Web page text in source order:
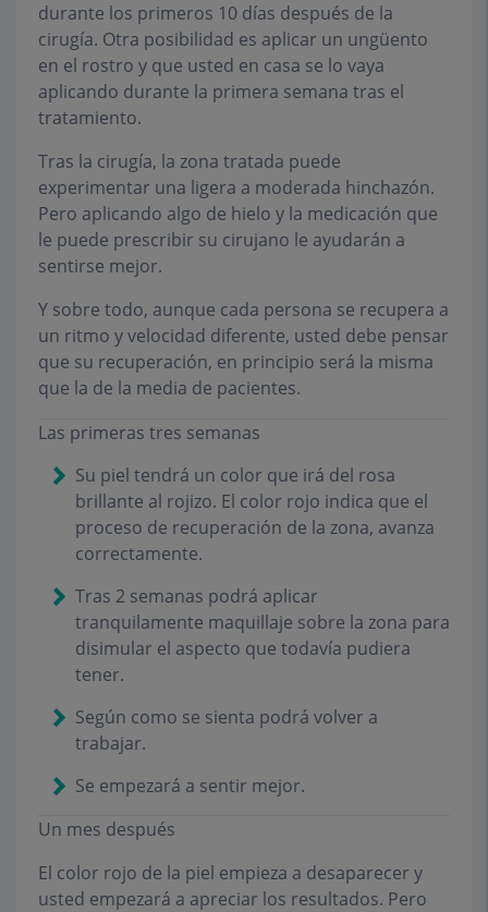
durante los primeros 10 días después de la
cirugía. Otra posibilidad es aplicar un ungüento
en el rostro y que usted en casa se lo vaya
aplicando durante la primera semana tras el
tratamiento.
Tras la cirugía, la zona tratada puede
experimentar una ligera a moderada hinchazón.
Pero aplicando algo de hielo y la medicación que
le puede prescribir su cirujano le ayudarán a
sentirse mejor.
Y sobre todo, aunque cada persona se recupera a
un ritmo y velocidad diferente, usted debe pensar
que su recuperación, en principio será la misma
que la de la media de pacientes.
Las primeras tres semanas
Su piel tendrá un color que irá del rosa
brillante al rojizo. El color rojo indica que el
proceso de recuperación de la zona, avanza
correctamente.
Tras 2 semanas podrá aplicar
tranquilamente maquillaje sobre la zona para
disimular el aspecto que todavía pudiera
tener.
Según como se sienta podrá volver a
trabajar.
Se empezará a sentir mejor.
Un mes después
El color rojo de la piel empieza a desaparecer y
usted empezará a apreciar los resultados. Pero